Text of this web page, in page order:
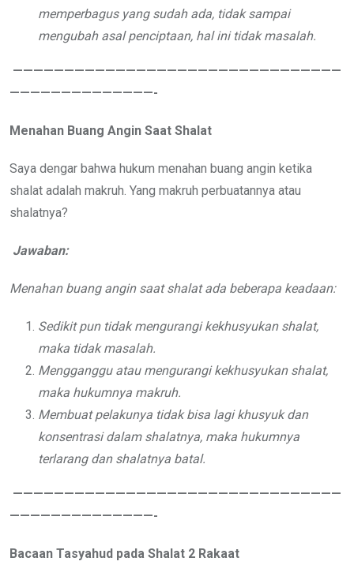
memperbagus yang sudah ada, tidak sampai
mengubah asal penciptaan, hal ini tidak masalah.
————————————————————————————————
——————————————-
Menahan Buang Angin Saat Shalat
Saya dengar bahwa hukum menahan buang angin ketika
shalat adalah makruh. Yang makruh perbuatannya atau
shalatnya?
Jawaban:
Menahan buang angin saat shalat ada beberapa keadaan:
Sedikit pun tidak mengurangi kekhusyukan shalat,
maka tidak masalah.
Mengganggu atau mengurangi kekhusyukan shalat,
maka hukumnya makruh.
Membuat pelakunya tidak bisa lagi khusyuk dan
konsentrasi dalam shalatnya, maka hukumnya
terlarang dan shalatnya batal.
————————————————————————————————
——————————————-
Bacaan Tasyahud pada Shalat 2 Rakaat